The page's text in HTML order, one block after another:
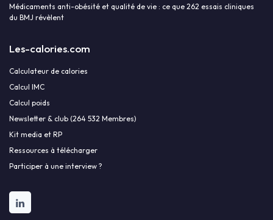
Médicaments anti-obésité et qualité de vie : ce que 262 essais cliniques
du BMJ révèlent
Les-calories.com
Calculateur de calories
Calcul IMC
Calcul poids
Newsletter & club (264 532 Membres)
Kit media et RP
Ressources à télécharger
Participer à une interview ?